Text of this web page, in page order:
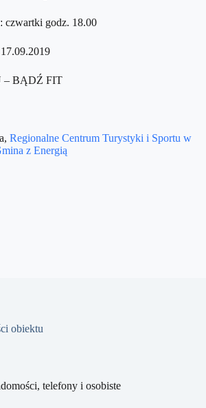
czwartki godz. 18.00
– BĄDŹ FIT
Regionalne Centrum Turystyki i Sportu w
z Energią
obiektu
telefony i osobiste